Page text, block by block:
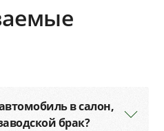
в салон,
брак?